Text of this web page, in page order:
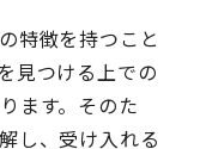
特徴を持つこと
見つける上での
ます。そのた
し、受け入れる